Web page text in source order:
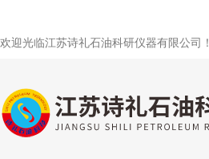
欢迎光临江苏诗礼石油科研仪器有限公司！